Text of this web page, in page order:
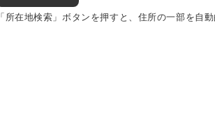
「所在地検索」ボタンを押すと、住所の一部を自動